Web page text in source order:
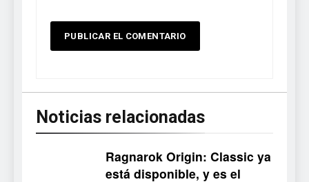
Noticias relacionadas
Ragnarok Origin: Classic ya
está disponible, y es el